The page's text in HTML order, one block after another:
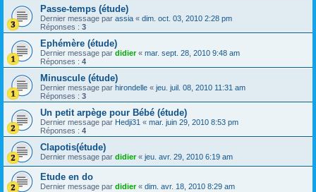
Passe-temps (étude)
Dernier message par assia « dim. oct. 03, 2010 2:28 pm
Réponses : 3
Ephémère (étude)
Dernier message par didier« mar. sept. 28, 2010 9:48 am
Réponses : 4
Minuscule (étude)
Dernier message par hirondelle « jeu. juil. 08, 2010 11:31 am
Réponses : 3
Un petit arpège pour Bébé (étude)
Dernier message par Hedji31 « mar. juin 29, 2010 8:53 pm
Réponses : 4
Clapotis(étude)
Dernier message par didier« jeu. avr. 29, 2010 6:19 am
Etude en do
Dernier message par didier« dim. avr. 18, 2010 8:29 am